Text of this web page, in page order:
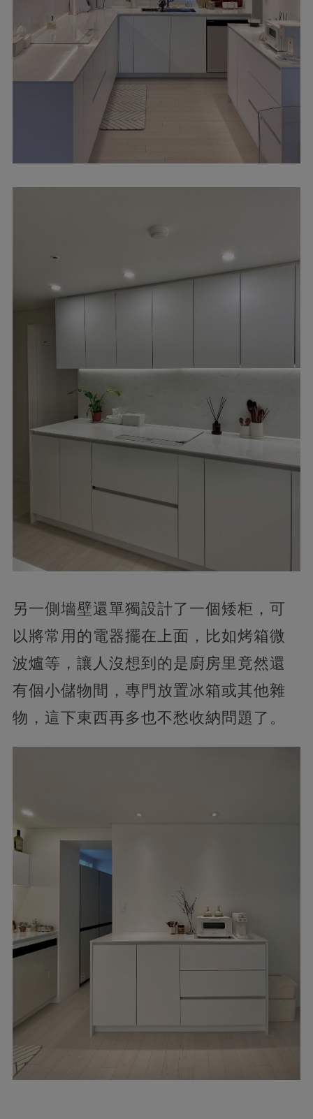
另一側墻壁還單獨設計了一個矮柜，可
以將常用的電器擺在上面，比如烤箱微
波爐等，讓人沒想到的是廚房里竟然還
有個小儲物間，專門放置冰箱或其他雜
物，這下東西再多也不愁收納問題了。